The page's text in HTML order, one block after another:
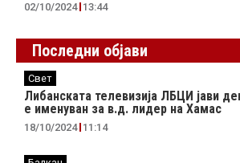
02/10/2024 13:44
Последни објави
Свет
Либанската телевизија ЛБЦИ јави
е именуван за в.д. лидер на Хамас
18/10/2024 11:14